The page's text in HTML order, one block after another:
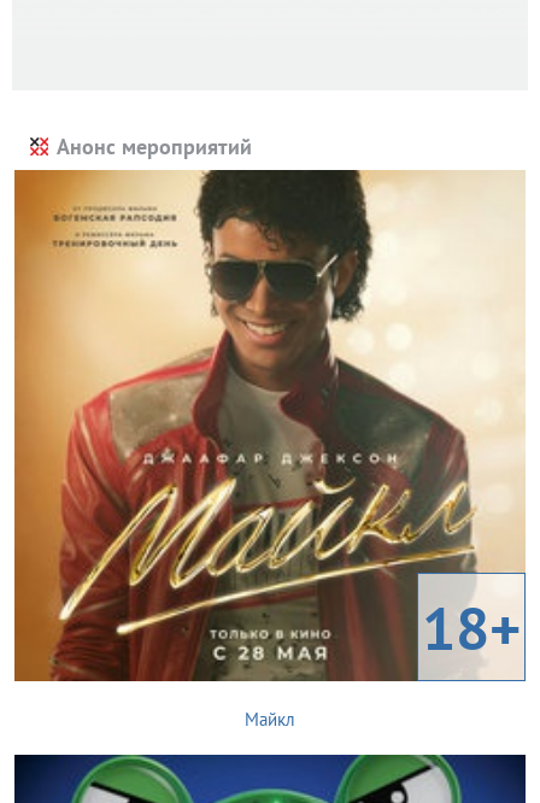
Анонс мероприятий
18+
Майкл